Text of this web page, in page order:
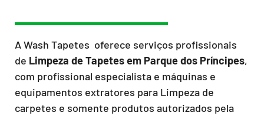
A Wash Tapetes oferece serviços profissionais
de Limpeza de Tapetesem Parque dos Príncipes,
com profissional especialista e máquinas e
equipamentos extratores para Limpeza de
carpetes e somente produtos autorizados pela